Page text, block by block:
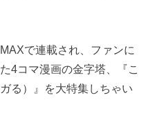
で連載され、ファンに
4コマ漫画の金字塔、『こ
る）』を大特集しちゃい